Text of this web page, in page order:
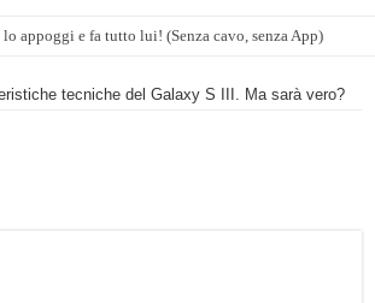
appoggi e fa tutto lui! (Senza cavo, senza App)
tecniche del Galaxy S III. Ma sarà vero?